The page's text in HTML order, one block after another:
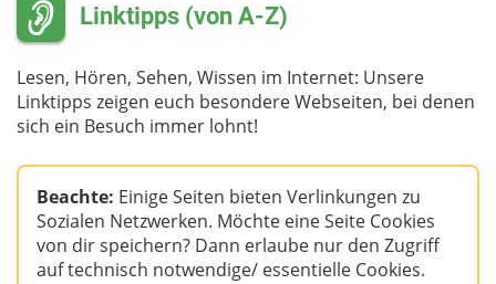
Linktipps (von A-Z)
Lesen, Hören, Sehen, Wissen im Internet: Unsere
Linktipps zeigen euch besondere Webseiten, bei denen
sich ein Besuch immer lohnt!
Beachte: Einige Seiten bieten Verlinkungen zu
Sozialen Netzwerken. Möchte eine Seite Cookies
von dir speichern? Dann erlaube nur den Zugriff
auf technisch notwendige/ essentielle Cookies.